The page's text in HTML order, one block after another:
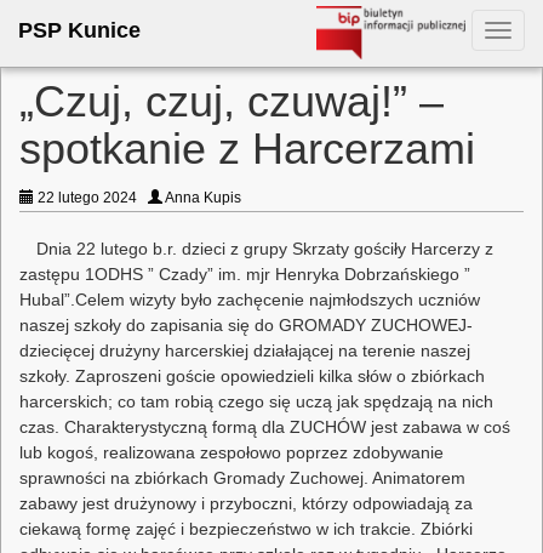
PSP Kunice
„Czuj, czuj, czuwaj!” –
spotkanie z Harcerzami
22 lutego 2024 Anna Kupis
Dnia 22 lutego b.r. dzieci z grupy Skrzaty gościły Harcerzy z
zastępu 1ODHS ” Czady” im. mjr Henryka Dobrzańskiego ”
Hubal”.Celem wizyty było zachęcenie najmłodszych uczniów
naszej szkoły do zapisania się do GROMADY ZUCHOWEJ-
dziecięcej drużyny harcerskiej działającej na terenie naszej
szkoły. Zaproszeni goście opowiedzieli kilka słów o zbiórkach
harcerskich; co tam robią czego się uczą jak spędzają na nich
czas. Charakterystyczną formą dla ZUCHÓW jest zabawa w coś
lub kogoś, realizowana zespołowo poprzez zdobywanie
sprawności na zbiórkach Gromady Zuchowej. Animatorem
zabawy jest drużynowy i przyboczni, którzy odpowiadają za
ciekawą formę zajęć i bezpieczeństwo w ich trakcie. Zbiórki